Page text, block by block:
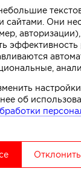
стойки
Технически
точки
процессе, в
сайтами. Они
об